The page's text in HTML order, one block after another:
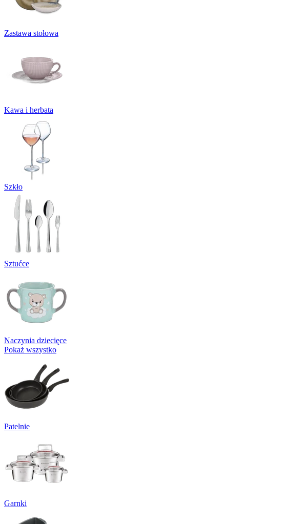
Zastawa stołowa
Kawa i herbata
Szkło
Sztućce
Naczynia dziecięce
Pokaż wszystko
Patelnie
Garnki